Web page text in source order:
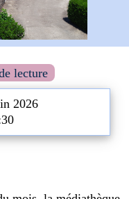
lecture
2026